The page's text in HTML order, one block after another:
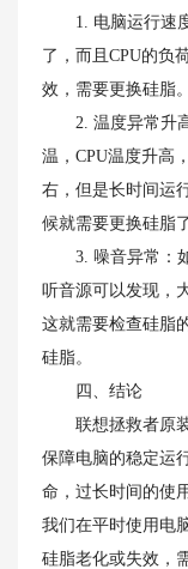
1. 电脑运行速度
了，而且CPU的负
效，需要更换硅脂。
2. 温度异常升高
温，CPU温度升高
右，但是长时间运
候就需要更换硅脂了
3. 噪音异常：如
听音源可以发现，
这就需要检查硅脂
硅脂。
四、结论
联想拯救者原装
保障电脑的稳定运
命，过长时间的使
我们在平时使用电
硅脂老化或失效，